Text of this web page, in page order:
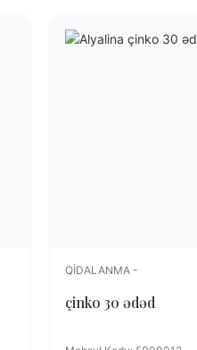
QIDALANMA -
çinko 30 ədəd